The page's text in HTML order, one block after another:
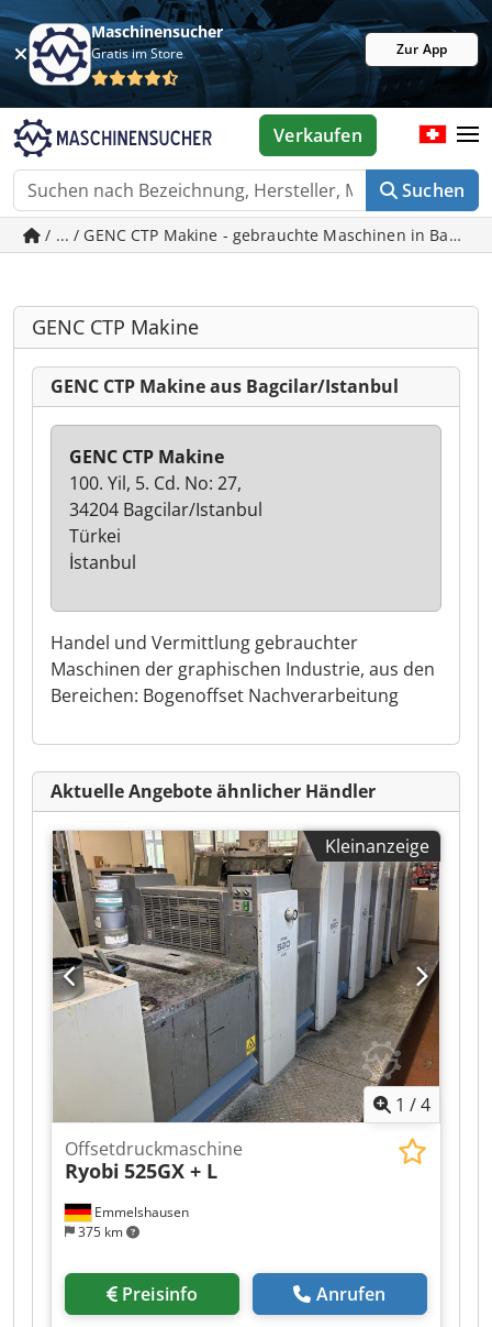
Maschinensucher
Gratis im Store Zur App
Suchen
Verkaufen
/ ... / GENC CTP Makine - gebrauchte Maschinen in
GENC CTP Makine
GENC CTP Makine aus Bagcilar/Istanbul
Handel und Vermittlung gebrauchter
Maschinen der graphischen Industrie, aus den
Bereichen: Bogenoffset Nachverarbeitung
GENC CTP Makine
100. Yil, 5. Cd. No: 27,
34204 Bagcilar/Istanbul
Türkei
İstanbul
Aktuelle Angebote ähnlicher Händler
Kleinanzeige
1 /4
Emmelshausen
375 km
Offsetdruckmaschine
Ryobi 525GX + L
Preisinfo Anrufen